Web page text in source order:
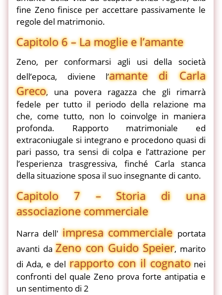
fine Zeno finisce per accettare passivamente le
regole del matrimonio.
Capitolo 6 – La moglie e l’amante
Zeno, per conformarsi agli usi della società
dell’epoca, diviene l’amante di Carla
Greco, una povera ragazza che gli rimarrà
fedele per tutto il periodo della relazione ma
che, come tutto, non lo coinvolge in maniera
profonda. Rapporto matrimoniale ed
extraconiugale si integrano e procedono quasi di
pari passo, tra sensi di colpa e l’attrazione per
l’esperienza trasgressiva, finché Carla stanca
della situazione sposa il suo insegnante di canto.
Capitolo 7 – Storia di una
associazione commerciale
Narra dell'impresa commerciale portata
avanti daZeno con Guido Speier, marito
di Ada, e delrapporto con il cognatonei
confronti del quale Zeno prova forte antipatia e
un sentimento di 2